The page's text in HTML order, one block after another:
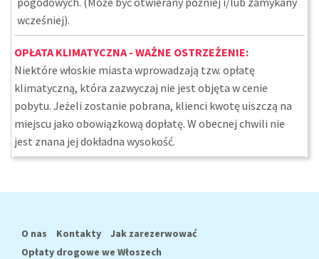
wcześniej).
OPŁATA KLIMATYCZNA - WAŻNE OSTRZEŻENIE:
Niektóre włoskie miasta wprowadzają tzw. opłatę
klimatyczną, która zazwyczaj nie jest objęta w cenie
pobytu. Jeżeli zostanie pobrana, klienci kwotę uiszczą na
miejscu jako obowiązkową dopłatę. W obecnej chwili nie
jest znana jej dokładna wysokość.
O nas Kontakty
Jak zarezerwować
Opłaty drogowe we Włoszech